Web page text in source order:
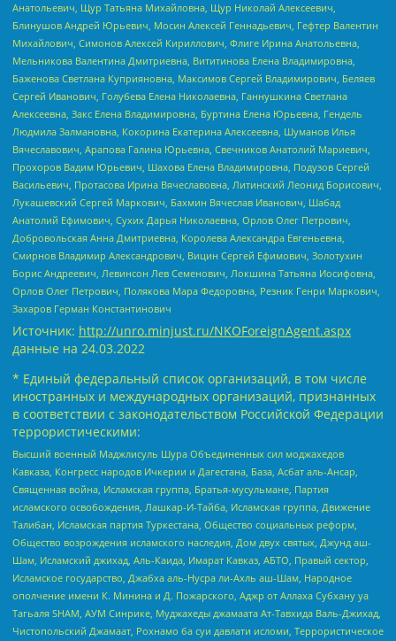
Анатольевич, Щур Татьяна Михайловна, Щур Николай Алексеевич,
Блинушов Андрей Юрьевич, Мосин Алексей Геннадьевич, Гефтер Валентин
Михайлович, Симонов Алексей Кириллович, Флиге Ирина Анатольевна,
Мельникова Валентина Дмитриевна, Вититинова Елена Владимировна,
Баженова Светлана Куприяновна, Максимов Сергей Владимирович, Беляев
Сергей Иванович, Голубева Елена Николаевна, Ганнушкина Светлана
Алексеевна, Закс Елена Владимировна, Буртина Елена Юрьевна, Гендель
Людмила Залмановна, Кокорина Екатерина Алексеевна, Шуманов Илья
Вячеславович, Арапова Галина Юрьевна, Свечников Анатолий Мариевич,
Прохоров Вадим Юрьевич, Шахова Елена Владимировна, Подузов Сергей
Васильевич, Протасова Ирина Вячеславовна, Литинский Леонид Борисович,
Лукашевский Сергей Маркович, Бахмин Вячеслав Иванович, Шабад
Анатолий Ефимович, Сухих Дарья Николаевна, Орлов Олег Петрович,
Добровольская Анна Дмитриевна, Королева Александра Евгеньевна,
Смирнов Владимир Александрович, Вицин Сергей Ефимович, Золотухин
Борис Андреевич, Левинсон Лев Семенович, Локшина Татьяна Иосифовна,
Орлов Олег Петрович, Полякова Мара Федоровна, Резник Генри Маркович,
Захаров Герман Константинович
Источник: http://unro.minjust.ru/NKOForeignAgent.aspx
данные на 24.03.2022
* Единый федеральный список организаций, в том числе
иностранных и международных организаций, признанных
в соответствии с законодательством Российской Федерации
террористическими:
Высший военный Маджлисуль Шура Объединенных сил моджахедов
Кавказа, Конгресс народов Ичкерии и Дагестана, База, Асбат аль-Ансар,
Священная война, Исламская группа, Братья-мусульмане, Партия
исламского освобождения, Лашкар-И-Тайба, Исламская группа, Движение
Талибан, Исламская партия Туркестана, Общество социальных реформ,
Общество возрождения исламского наследия, Дом двух святых, Джунд аш-
Шам, Исламский джихад, Аль-Каида, Имарат Кавказ, АБТО, Правый сектор,
Исламское государство, Джабха аль-Нусра ли-Ахль аш-Шам, Народное
ополчение имени К. Минина и Д. Пожарского, Аджр от Аллаха Субхану уа
Тагьаля SHAM, АУМ Синрике, Муджахеды джамаата Ат-Тавхида Валь-Джихад,
Чистопольский Джамаат, Рохнамо ба суи давлати исломи, Террористическое